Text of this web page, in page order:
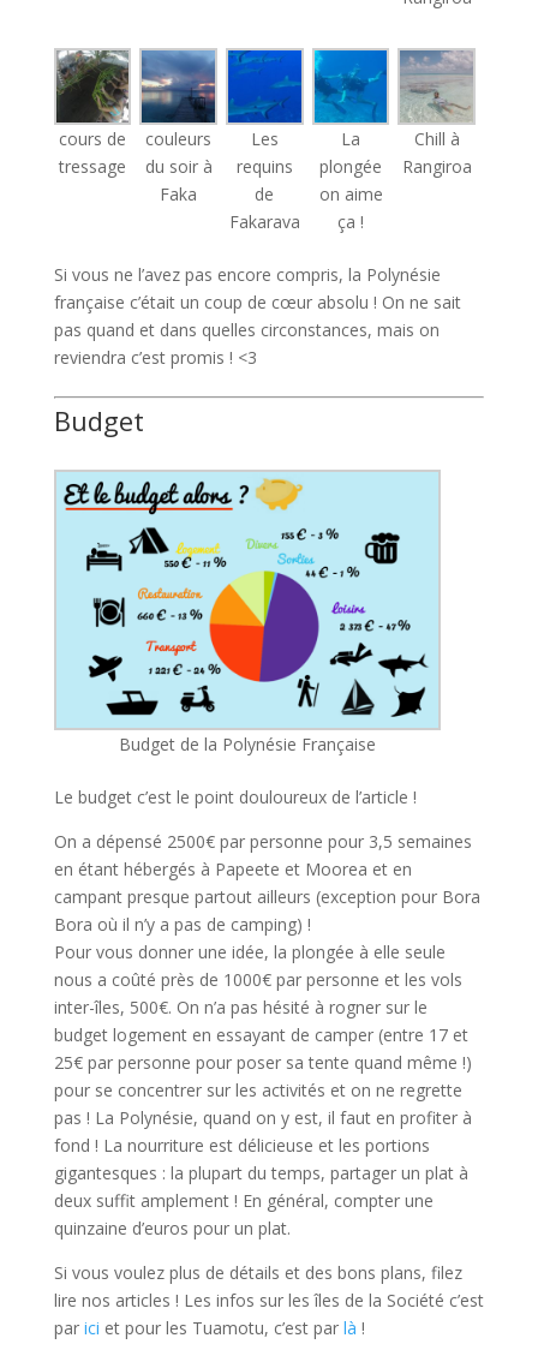
cours de
tressage
couleurs
du soir à
Faka
Les
requins
de
Fakarava
La
plongée
on aime
ça !
Chill à
Rangiroa
Si vous ne l’avez pas encore compris, la Polynésie
française c’était un coup de cœur absolu ! On ne sait
pas quand et dans quelles circonstances, mais on
reviendra c’est promis ! <3
Budget
Budget de la Polynésie Française
Le budget c’est le point douloureux de l’article !
On a dépensé 2500€ par personne pour 3,5 semaines
en étant hébergés à Papeete et Moorea et en
campant presque partout ailleurs (exception pour Bora
Bora où il n’y a pas de camping) !
Pour vous donner une idée, la plongée à elle seule
nous a coûté près de 1000€ par personne et les vols
inter-îles, 500€. On n’a pas hésité à rogner sur le
budget logement en essayant de camper (entre 17 et
25€ par personne pour poser sa tente quand même !)
pour se concentrer sur les activités et on ne regrette
pas ! La Polynésie, quand on y est, il faut en profiter à
fond ! La nourriture est délicieuse et les portions
gigantesques : la plupart du temps, partager un plat à
deux suffit amplement ! En général, compter une
quinzaine d’euros pour un plat.
Si vous voulez plus de détails et des bons plans, filez
lire nos articles ! Les infos sur les îles de la Société c’est
par ici et pour les Tuamotu, c’est par là !